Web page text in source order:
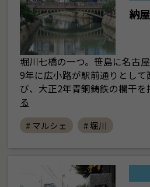
納
堀川七橋の一つ。笹島に名古
9年に広小路が駅前通りとし
び、大正2年青銅鋳鉄の欄干
る
# マルシェ # 堀川